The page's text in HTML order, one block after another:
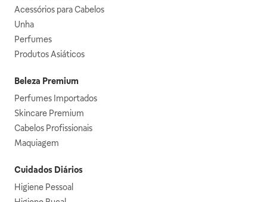
Acessórios para Cabelos
Unha
Perfumes
Produtos Asiáticos
Beleza Premium
Perfumes Importados
Skincare Premium
Cabelos Profissionais
Maquiagem
Cuidados Diários
Higiene Pessoal